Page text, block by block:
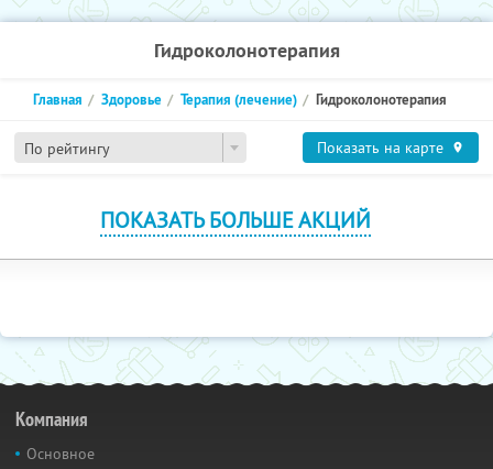
Гидроколонотерапия
По рейтингу
Главная Здоровье Терапия (лечение) Гидроколонотерапия
Показать на карте
ПОКАЗАТЬ БОЛЬШЕ АКЦИЙ
Компания
Основное